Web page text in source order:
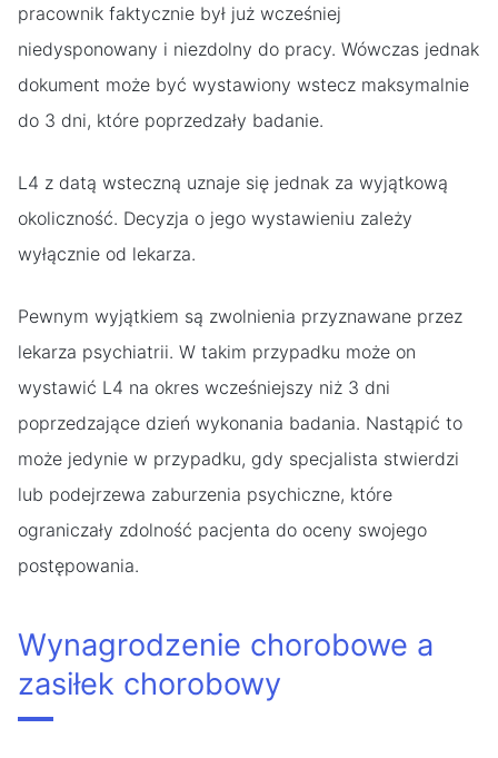
pracownik faktycznie był już wcześniej
niedysponowany i niezdolny do pracy. Wówczas jednak
dokument może być wystawiony wstecz maksymalnie
do 3 dni, które poprzedzały badanie.
L4 z datą wsteczną uznaje się jednak za wyjątkową
okoliczność. Decyzja o jego wystawieniu zależy
wyłącznie od lekarza.
Pewnym wyjątkiem są zwolnienia przyznawane przez
lekarza psychiatrii. W takim przypadku może on
wystawić L4 na okres wcześniejszy niż 3 dni
poprzedzające dzień wykonania badania. Nastąpić to
może jedynie w przypadku, gdy specjalista stwierdzi
lub podejrzewa zaburzenia psychiczne, które
ograniczały zdolność pacjenta do oceny swojego
postępowania.
Wynagrodzenie chorobowe a
zasiłek chorobowy